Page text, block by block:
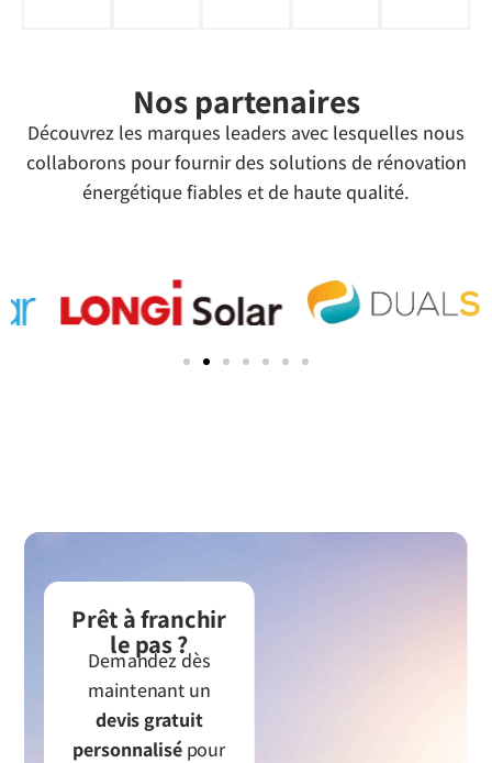
Nos partenaires
Découvrez les marques leaders avec lesquelles nous
collaborons pour fournir des solutions de rénovation
énergétique fiables et de haute qualité.
Prêt à franchir
le pas ?
Demandez dès
maintenant un
devis gratuit
personnalisé pour